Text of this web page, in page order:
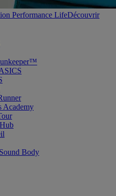
Performance LifeDécouvrir
Academy
Body